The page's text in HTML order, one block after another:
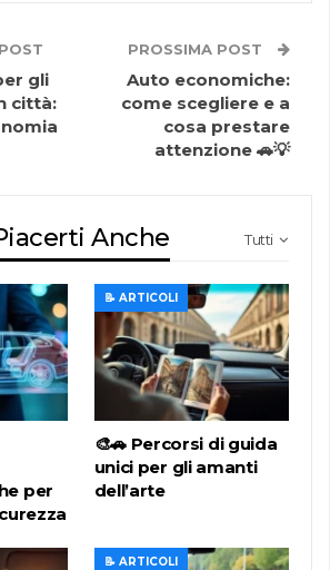
gli
città:
PROSSIMA POST
Auto economiche:
come scegliere e a
cosa prestare
attenzione 🚗💡
Tutti
Anche
per
📝 ARTICOLI
🎨🚗 Percorsi di guida
unici per gli amanti
dell’arte
📝 ARTICOLI